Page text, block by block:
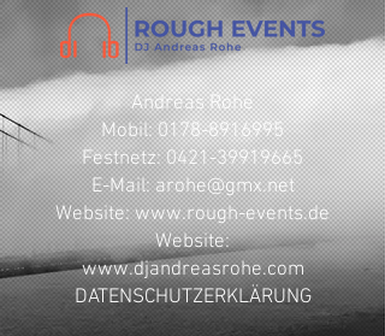
Andreas Rohe
Mobil: 0178-8916995
Festnetz: 0421-39919665
E-Mail: arohe@gmx.net
​Website: www.rough-events.de
Website:
www.djandreasrohe.com
DATENSCHUTZERKLÄRUNG